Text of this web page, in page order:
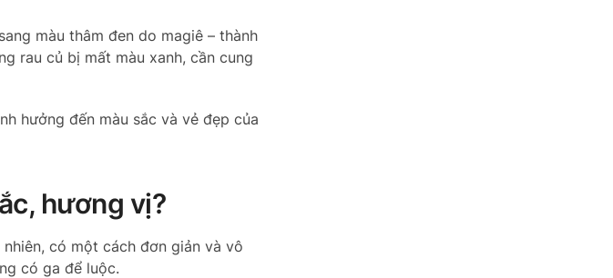
màu thâm đen do magiê – thành
rau củ bị mất màu xanh, cần cung
hưởng đến màu sắc và vẻ đẹp của
hương vị?
có một cách đơn giản và vô
có ga để luộc.